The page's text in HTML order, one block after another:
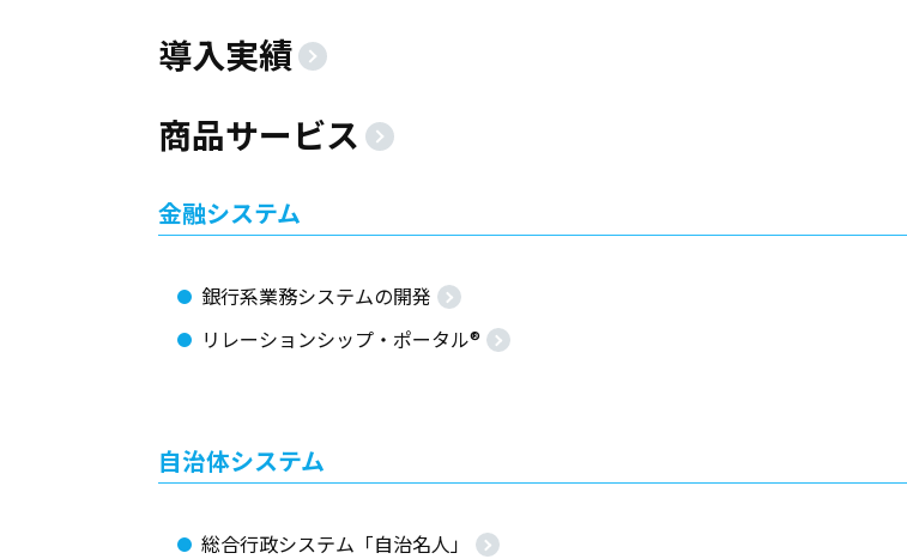
導入実績
商品サービス
金融システム
銀行系業務システムの開発
リレーションシップ・ポータル®
自治体システム
総合行政システム「自治名人」